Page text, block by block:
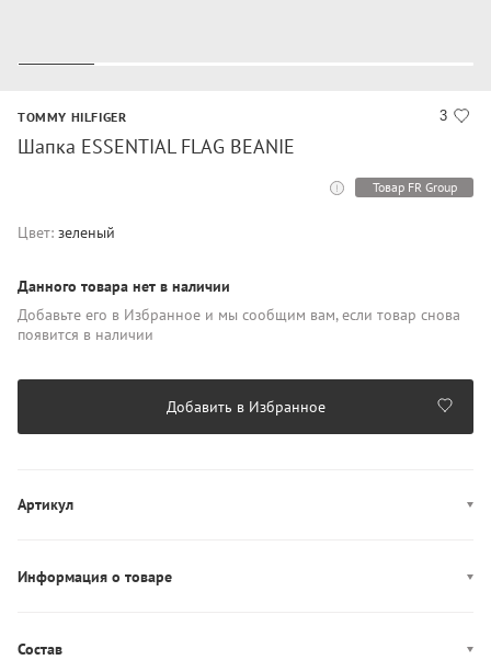
3
TOMMY HILFIGER
Шапка ESSENTIAL FLAG BEANIE
Товар FR Group
Цвет: зеленый
Данного товара нет в наличии
Добавьте его в Избранное и мы сообщим вам, если товар снова
появится в наличии
Добавить в Избранное
Артикул
Информация о товаре
Декор: вышитый логотип
Состав